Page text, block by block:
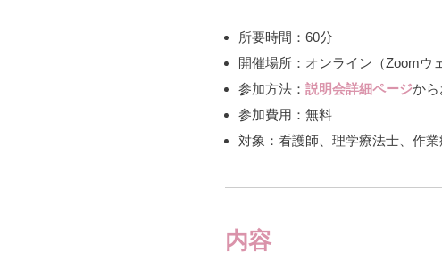
所要時間：60分
開催場所：オンライン（Zoomウ
参加方法： 説明会詳細ページか
参加費用：無料
対象：看護師、理学療法士、作
内容